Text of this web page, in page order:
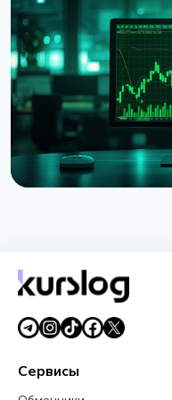
Strategy получила
квартале из-за
31 июля 2026 г.5 мин чтения
26 июля 2026 г.4 мин чтения
Сервисы